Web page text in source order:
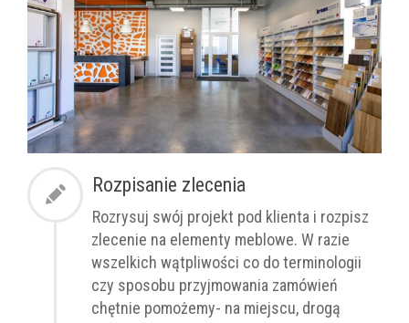
Rozpisanie zlecenia
Rozrysuj swój projekt pod klienta i rozpisz
zlecenie na elementy meblowe. W razie
wszelkich wątpliwości co do terminologii
czy sposobu przyjmowania zamówień
chętnie pomożemy- na miejscu, drogą